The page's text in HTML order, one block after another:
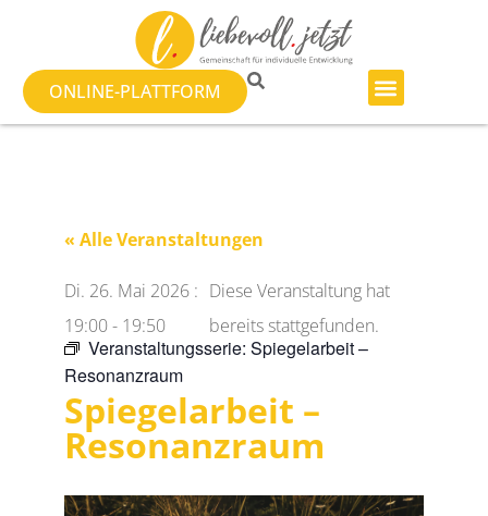
ONLINE-PLATTFORM
« Alle Veranstaltungen
Di. 26. Mai 2026 :
19:00- 19:50
Diese Veranstaltung hat
bereits stattgefunden.
Veranstaltungsserie:Spiegelarbeit –
Resonanzraum
Spiegelarbeit –
Resonanzraum